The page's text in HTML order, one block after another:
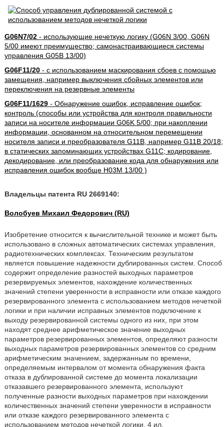
G06N7/02- использующие нечеткую логику (G06N 3/00, G06N
5/00 имеют преимущество; самонастраивающиеся системы
управления G05B 13/00)
G06F11/20- с использованием маскирования сбоев с помощью
замещения, например выключения сбойных элементов или
переключения на резервные элементы
G06F11/1629- Обнаружение ошибок, исправление ошибок;
контроль (способы или устройства для контроля правильности
записи на носителе информации G06K 5/00; при накоплении
информации, основанном на относительном перемещении
носителя записи и преобразователя G11B, например G11B 20/18;
в статических запоминающих устройствах G11C; кодирование,
декодирование, или преобразование кода для обнаружения или
исправления ошибок вообще H03M 13/00 )
Владельцы патента RU 2669140:
Волобуев Михаил Федорович (RU)
Изобретение относится к вычислительной технике и может быть
использовано в сложных автоматических системах управления,
радиотехнических комплексах. Техническим результатом
является повышение надежности дублированных систем. Способ
содержит определение разностей выходных параметров
резервируемых элементов, нахождение количественных
значений степени уверенности в исправности или отказе каждого
резервированного элемента с использованием методов нечеткой
логики и при наличии исправных элементов подключение к
выходу резервированной системы одного из них, при этом
находят среднее арифметическое значение выходных
параметров резервированных элементов, определяют разности
выходных параметров резервированных элементов со средним
арифметическим значением, задержанным по времени,
определяемым интервалом от момента обнаружения факта
отказа в дублированной системе до момента локализации
отказавшего резервированного элемента, используют
полученные разности выходных параметров при нахождении
количественных значений степени уверенности в исправности
или отказе каждого резервированного элемента с
использованием методов нечеткой логики. 4 ил.